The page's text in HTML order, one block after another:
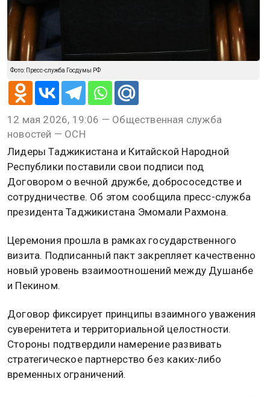
Фото: Пресс-служба Госдумы РФ
12 мая 2026, 19:06 — Общественная служба
новостей — ОСН
Лидеры Таджикистана и Китайской Народной
Республики поставили свои подписи под
Договором о вечной дружбе, добрососедстве и
сотрудничестве. Об этом сообщила пресс-служба
президента Таджикистана Эмомали Рахмона.
Церемония прошла в рамках государственного
визита. Подписанный пакт закрепляет качественно
новый уровень взаимоотношений между Душанбе
и Пекином.
Договор фиксирует принципы взаимного уважения
суверенитета и территориальной целостности.
Стороны подтвердили намерение развивать
стратегическое партнерство без каких-либо
временных ограничений.